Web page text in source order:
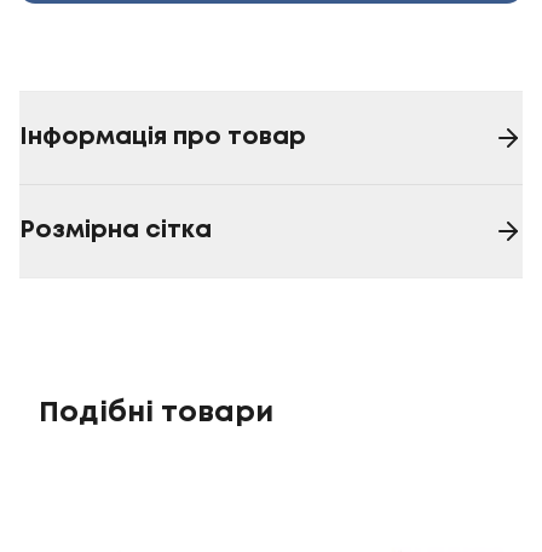
Інформація про товар
Розмірна сітка
Подібні товари